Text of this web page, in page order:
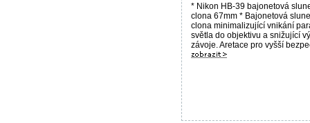
* Nikon HB-39 bajonetová
clona 67mm * Bajonetová
clona minimalizující vnikání
světla do objektivu a snižující
závoje. Aretace pro vyšší